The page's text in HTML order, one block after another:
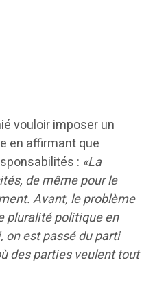
vouloir imposer un
en affirmant que
: «La
de même pour le
Avant, le problème
pluralité politique en
on est passé du parti
des parties veulent tout